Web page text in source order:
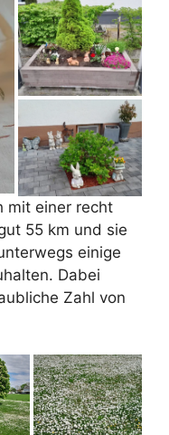
mit einer recht
55 km und sie
einige
Dabei
Zahl von